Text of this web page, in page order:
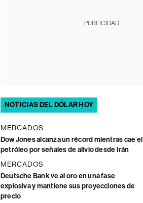
PUBLICIDAD
NOTICIAS DEL DÓLAR HOY
MERCADOS
Dow Jones alcanza un récord mientras cae el
petróleo por señales de alivio desde Irán
MERCADOS
Deutsche Bank ve al oro en una fase
explosiva y mantiene sus proyecciones de
precio